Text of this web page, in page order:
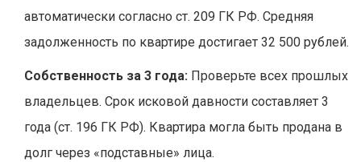
автоматически согласно ст. 209 ГК РФ. Средняя
задолженность по квартире достигает 32 500 рублей.
Собственность за 3 года: Проверьте всех прошлых
владельцев. Срок исковой давности составляет 3
года (ст. 196 ГК РФ). Квартира могла быть продана в
долг через «подставные» лица.